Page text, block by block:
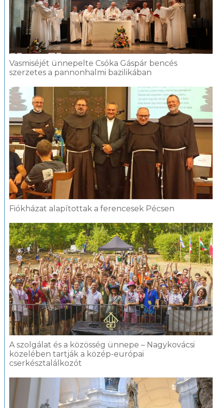
Vasmiséjét ünnepelte Csóka Gáspár bencés
szerzetes a pannonhalmi bazilikában
Fiókházat alapítottak a ferencesek Pécsen
A szolgálat és a közösség ünnepe – Nagykovácsi
közelében tartják a közép-európai
cserkésztalálkozót